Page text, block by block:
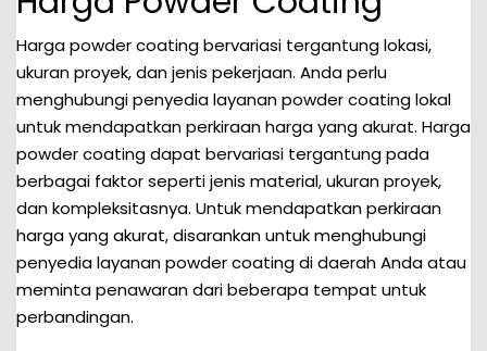
Harga powder coating bervariasi tergantung lokasi,
ukuran proyek, dan jenis pekerjaan. Anda perlu
menghubungi penyedia layanan powder coating lokal
untuk mendapatkan perkiraan harga yang akurat. Harga
powder coating dapat bervariasi tergantung pada
berbagai faktor seperti jenis material, ukuran proyek,
dan kompleksitasnya. Untuk mendapatkan perkiraan
harga yang akurat, disarankan untuk menghubungi
penyedia layanan powder coating di daerah Anda atau
meminta penawaran dari beberapa tempat untuk
perbandingan.